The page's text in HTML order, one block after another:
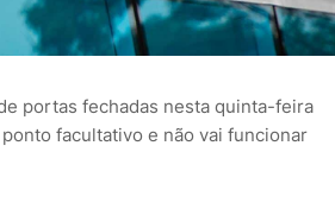
portas fechadas nesta quinta-feira
facultativo e não vai funcionar